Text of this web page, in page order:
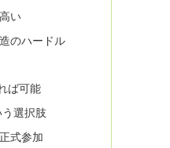
い
のハードル
ば可能
選択肢
式参加